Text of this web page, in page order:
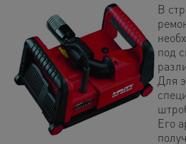
В
под
Для
Его